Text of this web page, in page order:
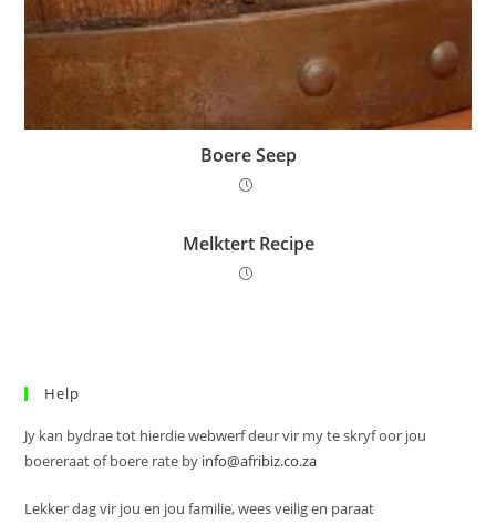
Boere Seep
Melktert Recipe
Help
Jy kan bydrae tot hierdie webwerf deur vir my te skryf oor jou
boereraat of boere rate by info@afribiz.co.za
Lekker dag vir jou en jou familie, wees veilig en paraat